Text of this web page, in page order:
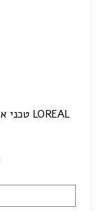
LOREAL טכני ארט | ספריי פלי PLI לעיצוב שיער | 190 מ"ל